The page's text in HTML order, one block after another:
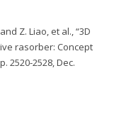
Z. Liao, et al., “3D
rasorber: Concept
2520-2528, Dec.